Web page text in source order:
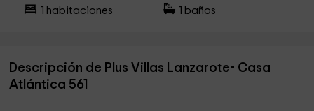
habitaciones baños
Descripción de Plus Villas Lanzarote- Casa
Atlántica 561